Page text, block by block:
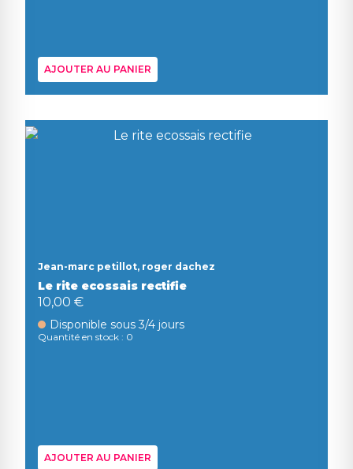
AJOUTER AU PANIER
Jean-marc petillot, roger dachez
Le rite ecossais rectifie
10,00 €
Disponible sous 3/4 jours
Quantité en stock : 0
AJOUTER AU PANIER